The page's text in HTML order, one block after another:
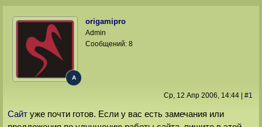
origamipro
A
Admin
Сообщений:8
Ср, 12 Апр 2006, 14:44| #1
Сайтуже почти готов. Если у вас есть замечания или